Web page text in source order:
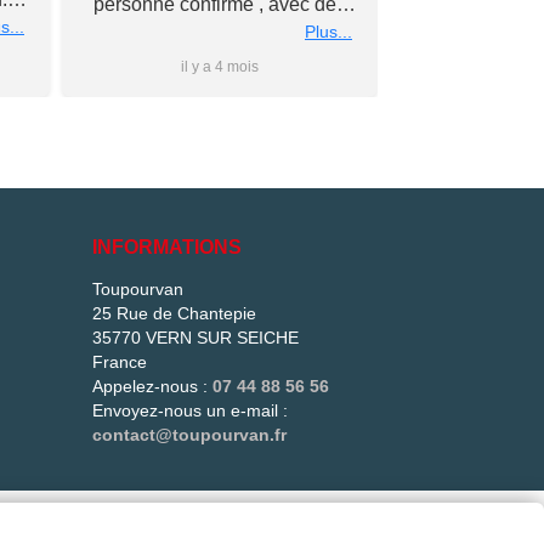
!
conseils personnalise et prix
super competitif A recommander
Plus...
il y a 4 mois
INFORMATIONS
Toupourvan
25 Rue de Chantepie
35770 VERN SUR SEICHE
France
Appelez-nous : 07 44 88 56 56
Envoyez-nous un e-mail :
contact@toupourvan.fr